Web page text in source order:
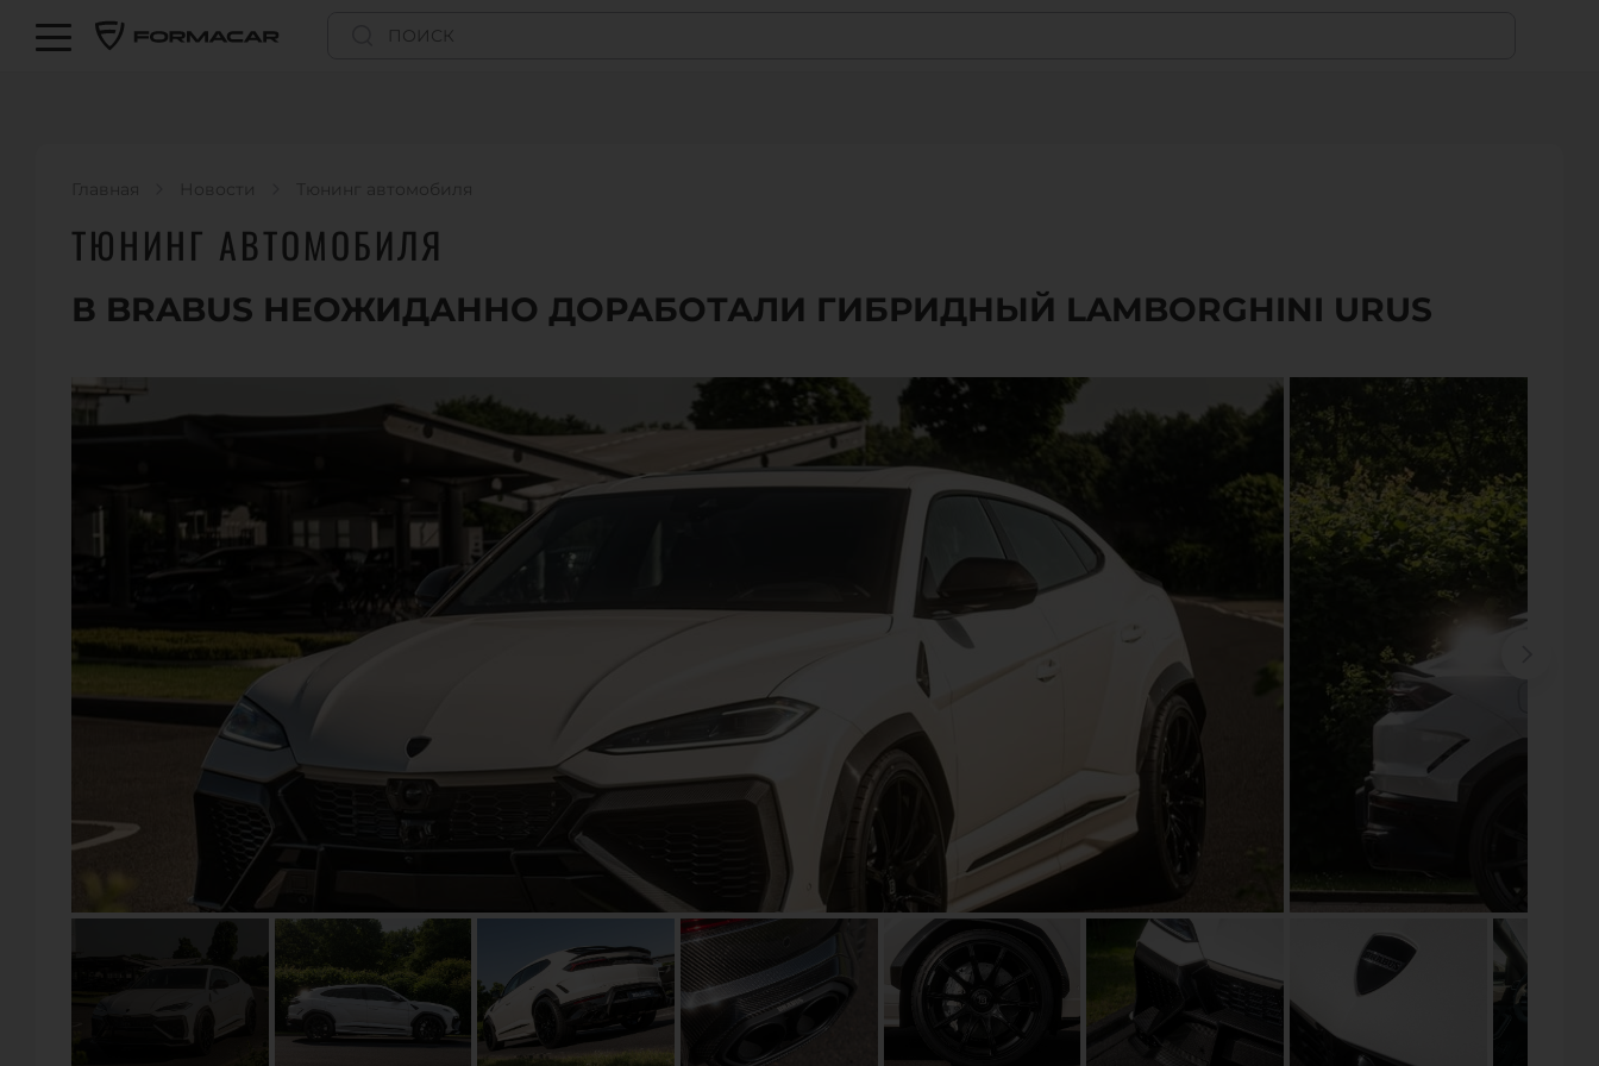
Главная Новости Тюнинг автомобиля
ТЮНИНГ АВТОМОБИЛЯ
В BRABUS НЕОЖИДАННО ДОРАБОТАЛИ ГИБРИДНЫЙ LAMBORGHINI URUS